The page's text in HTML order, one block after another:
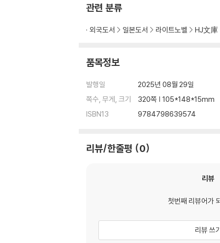
관련 분류
외국도서 일본도서 라이트노벨 HJ文庫
품목정보
발행일
2025년 08월 29일
쪽수, 무게, 크기
320쪽 | 105*148*15mm
ISBN13
9784798639574
리뷰/한줄평 0
리뷰
첫번째 리뷰어가
리뷰 쓰